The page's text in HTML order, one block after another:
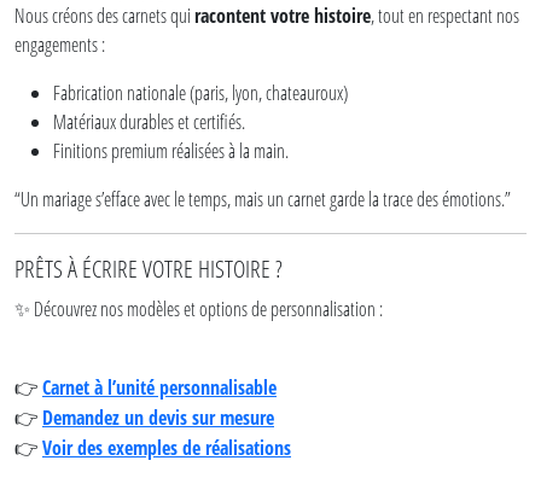
Nous créons des carnets quiracontent votre histoire, tout en respectant nos
engagements :
Fabrication nationale (paris, lyon, chateauroux)
Matériaux durables et certifiés.
Finitions premium réalisées à la main.
“Un mariage s’efface avec le temps, mais un carnet garde la trace des émotions.”
PRÊTS À ÉCRIRE VOTRE HISTOIRE ?
✨ Découvrez nos modèles et options de personnalisation :
👉 Carnet à l’unité personnalisable
👉 Demandez un devis sur mesure
👉 Voir des exemples de réalisations